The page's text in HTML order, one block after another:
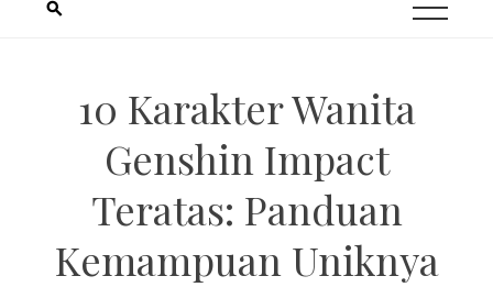
10 Karakter Wanita
Genshin Impact
Teratas: Panduan
Kemampuan Uniknya